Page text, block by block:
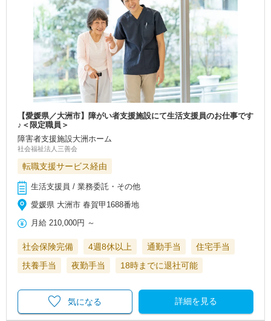
【愛媛県／大洲市】障がい者支援施設にて生活支援員のお仕事です
♪＜限定職員＞
障害者支援施設大洲ホーム
社会福祉法人三善会
転職支援サービス経由
生活支援員 / 業務委託・その他
愛媛県 大洲市 春賀甲1688番地
月給 210,000円 ～
社会保険完備 4週8休以上 通勤手当
住宅手当
扶養手当
夜勤手当 18時までに退社可能
詳細を見る
気になる